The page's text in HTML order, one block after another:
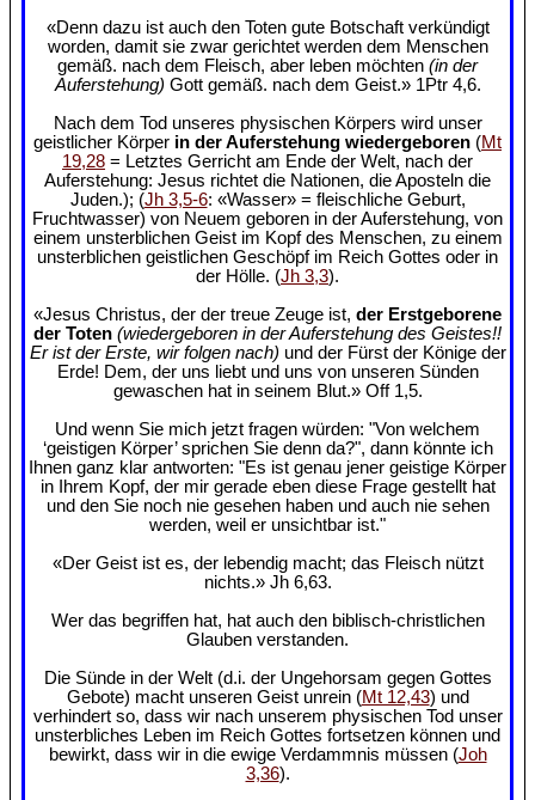
«Denn dazu ist auch den Toten gute Botschaft verkündigt
worden, damit sie zwar gerichtet werden dem Menschen
gemäß. nach dem Fleisch, aber leben möchten (in der
Auferstehung) Gott gemäß. nach dem Geist.» 1Ptr 4,6.
Nach dem Tod unseres physischen Körpers wird unser
geistlicher Körper in der Auferstehung wiedergeboren (Mt
19,28 = Letztes Gerricht am Ende der Welt, nach der
Auferstehung: Jesus richtet die Nationen, die Aposteln die
Juden.); (Jh 3,5-6: «Wasser» = fleischliche Geburt,
Fruchtwasser) von Neuem geboren in der Auferstehung, von
einem unsterblichen Geist im Kopf des Menschen, zu einem
unsterblichen geistlichen Geschöpf im Reich Gottes oder in
der Hölle. (Jh 3,3).
«Jesus Christus, der der treue Zeuge ist, der Erstgeborene
der Toten (wiedergeboren in der Auferstehung des Geistes!!
Er ist der Erste, wir folgen nach) und der Fürst der Könige der
Erde! Dem, der uns liebt und uns von unseren Sünden
gewaschen hat in seinem Blut.» Off 1,5.
Und wenn Sie mich jetzt fragen würden: "Von welchem
‘geistigen Körper’ sprichen Sie denn da?", dann könnte ich
Ihnen ganz klar antworten: "Es ist genau jener geistige Körper
in Ihrem Kopf, der mir gerade eben diese Frage gestellt hat
und den Sie noch nie gesehen haben und auch nie sehen
werden, weil er unsichtbar ist."
«Der Geist ist es, der lebendig macht; das Fleisch nützt
nichts.» Jh 6,63.
Wer das begriffen hat, hat auch den biblisch-christlichen
Glauben verstanden.
Die Sünde in der Welt (d.i. der Ungehorsam gegen Gottes
Gebote) macht unseren Geist unrein (Mt 12,43) und
verhindert so, dass wir nach unserem physischen Tod unser
unsterbliches Leben im Reich Gottes fortsetzen können und
bewirkt, dass wir in die ewige Verdammnis müssen (Joh
3,36).